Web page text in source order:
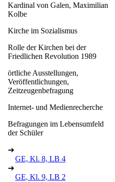
Kardinal von Galen, Maximilian
Kolbe
Kirche im Sozialismus
Rolle der Kirchen bei der
Friedlichen Revolution 1989
örtliche Ausstellungen,
Veröffentlichungen,
Zeitzeugenbefragung
Internet- und Medienrecherche
Befragungen im Lebensumfeld
der Schüler
➔
GE, Kl. 8, LB 4
➔
GE, Kl. 9, LB 2